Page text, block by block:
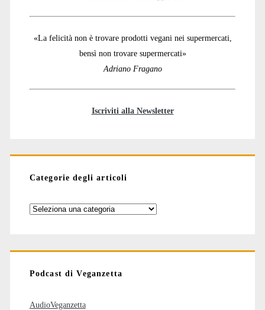
«La felicità non è trovare prodotti vegani nei supermercati,
bensì non trovare supermercati»
Adriano Fragano
Iscriviti alla Newsletter
Categorie degli articoli
Categorie
Podcast di Veganzetta
AudioVeganzetta